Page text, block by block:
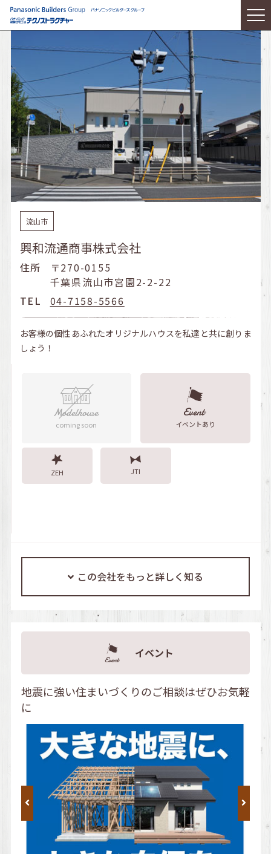
流山市
興和流通商事株式会社
住所
〒270-0155
千葉県流山市宮園2-2-22
TEL
04-7158-5566
お客様の個性あふれたオリジナルハウスを私達と共に創りま
しょう！
coming soon イベントあり
ZEH JTI
この会社をもっと詳しく知る
イベント
地震に強い住まいづくりのご相談はぜひお気軽
に